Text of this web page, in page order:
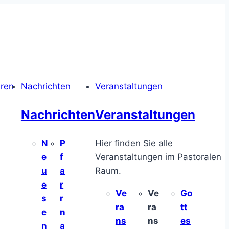
Nachrichten
Nachrichten
N
e
u
e
s
e
n
P
f
a
r
r
n
a
Veranstaltungen
Veranstaltungen
Hier finden Sie alle
Veranstaltungen im Pastoralen
Raum.
Ve
ra
ns
Ve
ra
ns
Go
tt
es